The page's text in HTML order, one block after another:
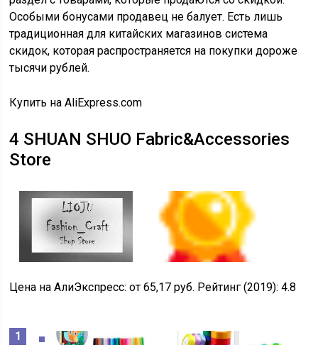
Особыми бонусами продавец не балует. Есть лишь
традиционная для китайских магазинов система
скидок, которая распространяется на покупки дороже
тысячи рублей.
Купить на AliExpress.com
4 SHUAN SHUO Fabric&Accessories
Store
Цена на АлиЭкспресс:от 65,17 руб. Рейтинг (2019):4.8